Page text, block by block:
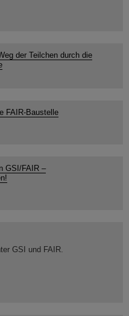
der Teilchen durch die
FAIR-Baustelle
GSI/FAIR –
GSI und FAIR.